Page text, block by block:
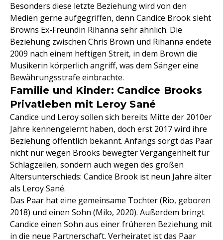
Besonders diese letzte Beziehung wird von den
Medien gerne aufgegriffen, denn Candice Brook sieht
Browns Ex-Freundin Rihanna sehr ähnlich. Die
Beziehung zwischen Chris Brown und Rihanna endete
2009 nach einem heftigen Streit, in dem Brown die
Musikerin körperlich angriff, was dem Sänger eine
Bewährungsstrafe einbrachte.
Familie und Kinder: Candice Brooks
Privatleben mit Leroy Sané
Candice und Leroy sollen sich bereits Mitte der 2010er
Jahre kennengelernt haben, doch erst 2017 wird ihre
Beziehung öffentlich bekannt. Anfangs sorgt das Paar
nicht nur wegen Brooks bewegter Vergangenheit für
Schlagzeilen, sondern auch wegen des großen
Altersunterschieds: Candice Brook ist neun Jahre älter
als Leroy Sané.
Das Paar hat eine gemeinsame Tochter (Rio, geboren
2018) und einen Sohn (Milo, 2020). Außerdem bringt
Candice einen Sohn aus einer früheren Beziehung mit
in die neue Partnerschaft. Verheiratet ist das Paar